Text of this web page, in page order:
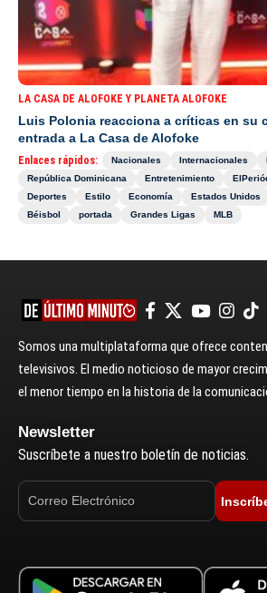
LA CASA DE ALOFOKE Y PLANETA ALOFOKE
Luis Polonia reacciona a críticas en su
entrada a La Casa de Alofoke
Enlaces rápidos: Nacionales Internacionales
República Dominicana
Entretenimiento
Deportes
Estilo Economía Estados Unidos
Béisbol
portada Grandes Ligas MLB
Somos una multiplataforma que ofrece
televisivos. El medio noticioso de mayor
el menor tiempo en la historia de la
Newsletter
Suscríbete a nuestro boletín de noticias.